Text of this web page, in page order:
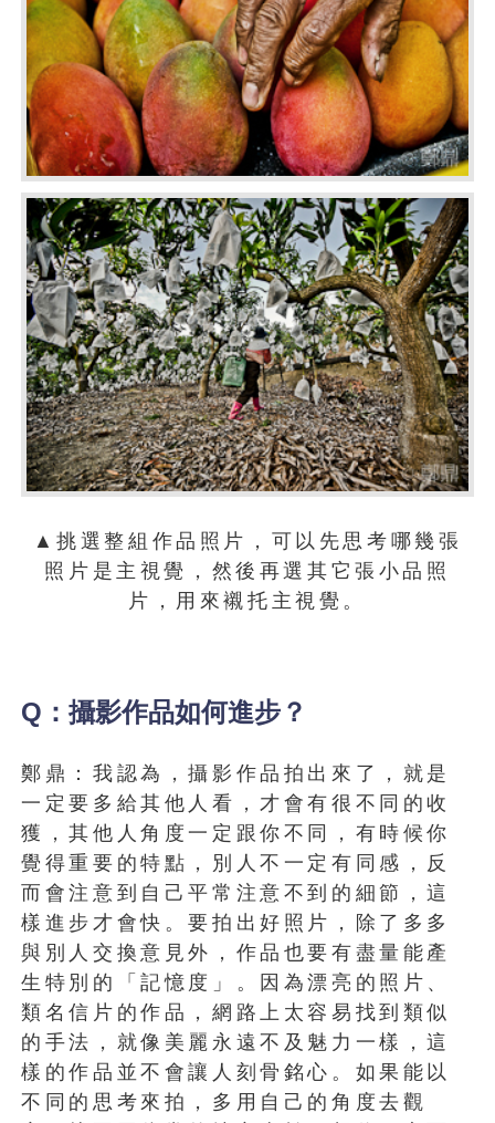
▲挑選整組作品照片，可以先思考哪幾張
照片是主視覺，然後再選其它張小品照
片，用來襯托主視覺。
Q：攝影作品如何進步？
鄭鼎：我認為，攝影作品拍出來了，就是
一定要多給其他人看，才會有很不同的收
獲，其他人角度一定跟你不同，有時候你
覺得重要的特點，別人不一定有同感，反
而會注意到自己平常注意不到的細節，這
樣進步才會快。要拍出好照片，除了多多
與別人交換意見外，作品也要有盡量能產
生特別的「記憶度」。因為漂亮的照片、
類名信片的作品，網路上太容易找到類似
的手法，就像美麗永遠不及魅力一樣，這
樣的作品並不會讓人刻骨銘心。如果能以
不同的思考來拍，多用自己的角度去觀